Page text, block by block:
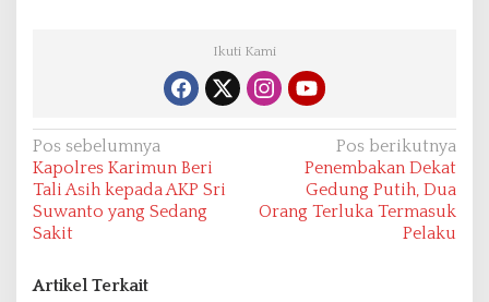
Ikuti Kami
N
a
v
i
g
Pos sebelumnya
Kapolres Karimun Beri
Tali Asih kepada AKP Sri
Suwanto yang Sedang
Sakit
Pos berikutnya
Penembakan Dekat
Gedung Putih, Dua
Orang Terluka Termasuk
Pelaku
Artikel Terkait